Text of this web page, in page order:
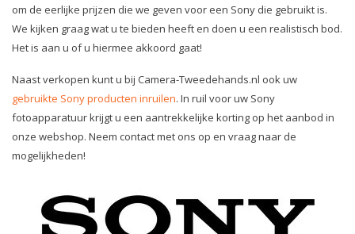
om de eerlijke prijzen die we geven voor een Sony die gebruikt is.
We kijken graag wat u te bieden heeft en doen u een realistisch bod.
Het is aan u of u hiermee akkoord gaat!
Naast verkopen kunt u bij Camera-Tweedehands.nl ook uw
gebruikte Sony producten inruilen. In ruil voor uw Sony
fotoapparatuur krijgt u een aantrekkelijke korting op het aanbod in
onze webshop. Neem contact met ons op en vraag naar de
mogelijkheden!